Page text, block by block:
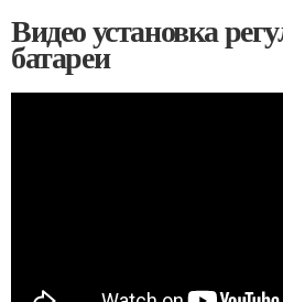
Видео установка
батареи